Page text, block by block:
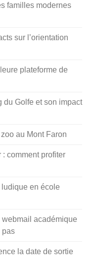
familles modernes
sur l’orientation
plateforme de
du Golfe et son impact
au Mont Faron
: comment profiter
ludique en école
académique
pas
la date de sortie